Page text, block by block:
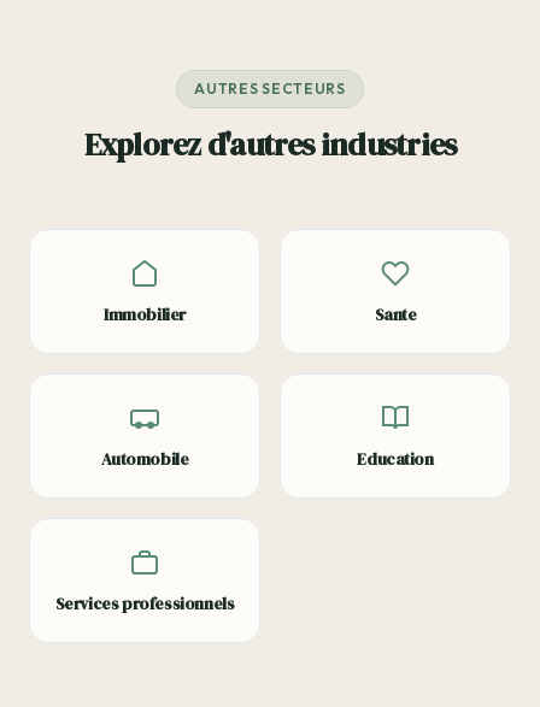
AUTRES SECTEURS
Explorez d'autres industries
Immobilier Sante
Automobile Education
Services professionnels